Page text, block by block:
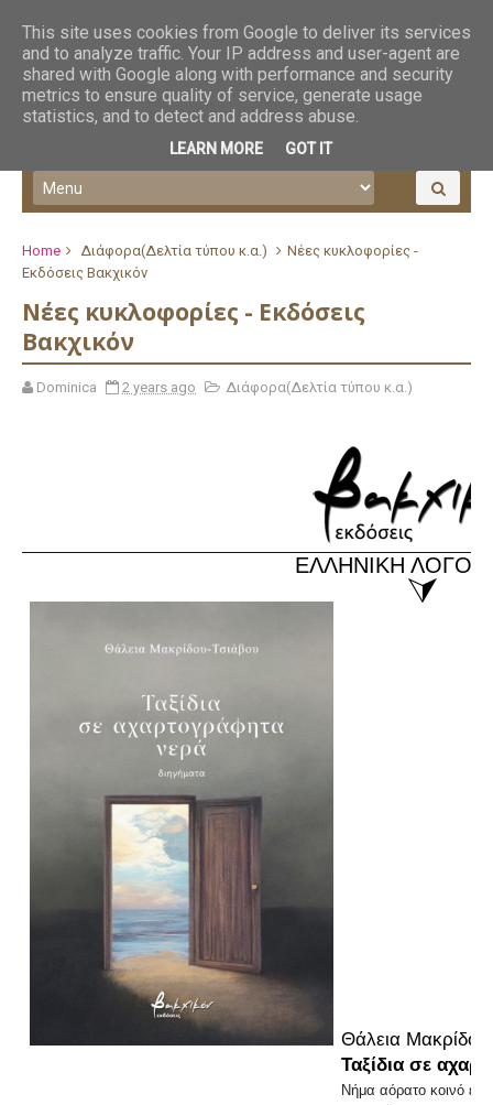
Home Διάφορα(Δελτία τύπου κ.α.)
Νέες κυκλοφορίες -
Εκδόσεις Βακχικόν
Νέες κυκλοφορίες - Εκδόσεις
Βακχικόν
Dominica 2 years ago Διάφορα(Δελτία τύπου κ.α.)
ΕΛΛΗΝΙΚΗ
⮛
Θάλεια Μακρίδου
Ταξίδια σε
Νήμα αόρατο κοινό
This site uses cookies from Google to deliver its services
and to analyze traffic. Your IP address and user-agent are
shared with Google along with performance and security
metrics to ensure quality of service, generate usage
statistics, and to detect and address abuse.
LEARN MORE GOT IT